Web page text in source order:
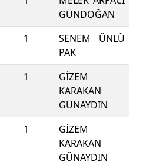
GÜNDOĞAN
1
SENEM ÜNLÜ
PAK
1
GİZEM
KARAKAN
GÜNAYDIN
1
GİZEM
KARAKAN
GÜNAYDIN